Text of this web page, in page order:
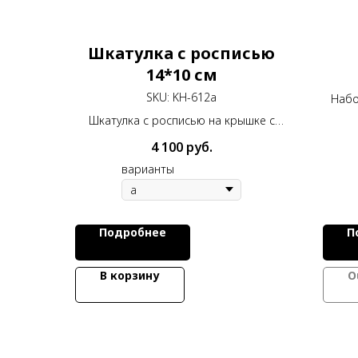
Шкатулка с росписью
14*10 см
SKU: KH-612a
Шкатулка с росписью на крышке с
4 100 руб.
варианты
Подробнее
В корзину